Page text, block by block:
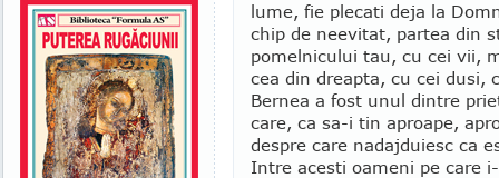
lume, fie plecati deja la
chip de neevitat, partea din
pomelnicului tau, cu cei vii,
cea din dreapta, cu cei dusi,
Bernea a fost unul dintre
care, ca sa-i tin aproape,
despre care nadajduiesc ca
Intre acesti oameni pe care